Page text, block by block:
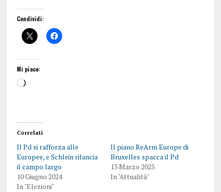
Condividi:
Mi piace:
Correlati
Il Pd si rafforza alle
Europee, e Schlein rilancia
il campo largo
10 Giugno 2024
In "Elezioni"
Il piano ReArm Europe di
Bruxelles spacca il Pd
13 Marzo 2025
In "Attualità"